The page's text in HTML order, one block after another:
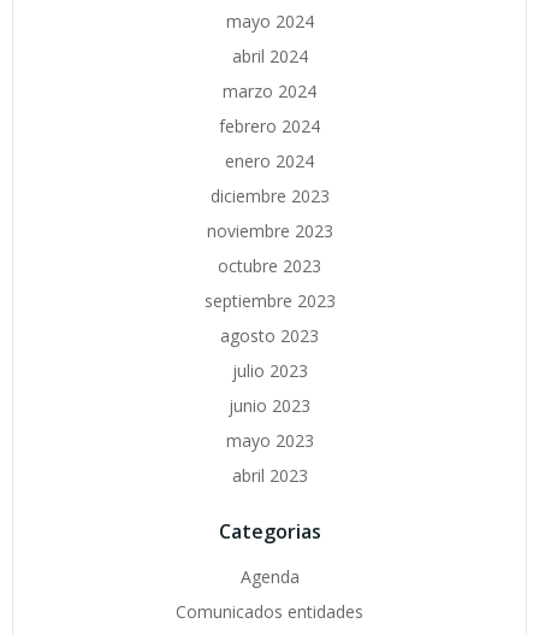
mayo 2024
abril 2024
marzo 2024
febrero 2024
enero 2024
diciembre 2023
noviembre 2023
octubre 2023
septiembre 2023
agosto 2023
julio 2023
junio 2023
mayo 2023
abril 2023
Categorias
Agenda
Comunicados entidades